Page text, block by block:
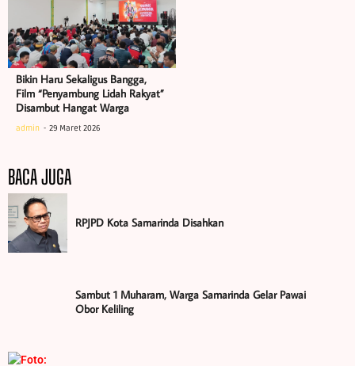
Bikin Haru Sekaligus Bangga,
Film “Penyambung Lidah Rakyat”
Disambut Hangat Warga
admin 29 Maret 2026
BACA JUGA
RPJPD Kota Samarinda Disahkan
Sambut 1 Muharam, Warga Samarinda Gelar Pawai
Obor Keliling